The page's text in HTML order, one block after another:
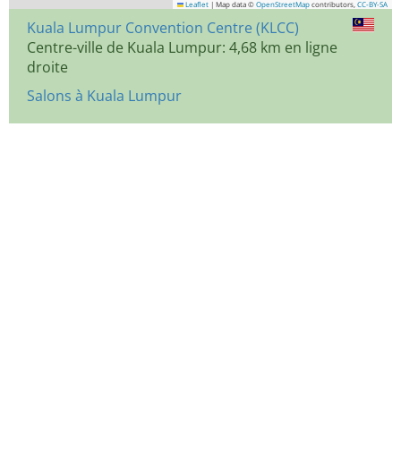
Leaflet | Map data © OpenStreetMap contributors, CC-BY-SA
Kuala Lumpur Convention Centre (KLCC)
Centre-ville de Kuala Lumpur: 4,68 km en ligne
droite
Salons à Kuala Lumpur